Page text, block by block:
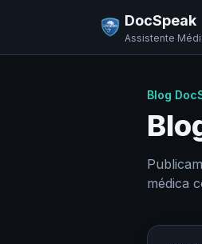
DocSpeak
Assistente
Blog
médica